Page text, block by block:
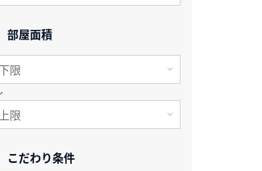
部屋面積
こだわり条件